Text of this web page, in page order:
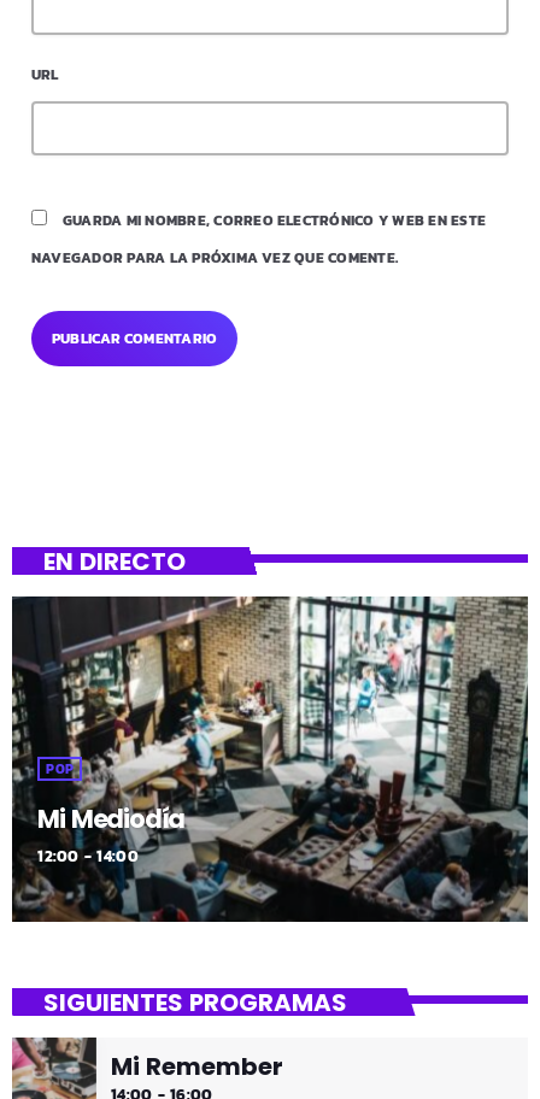
URL
GUARDA MI NOMBRE, CORREO ELECTRÓNICO Y WEB EN ESTE
NAVEGADOR PARA LA PRÓXIMA VEZ QUE COMENTE.
EN DIRECTO
POP
Mi Mediodía
12:00 - 14:00
SIGUIENTES PROGRAMAS
Mi Remember